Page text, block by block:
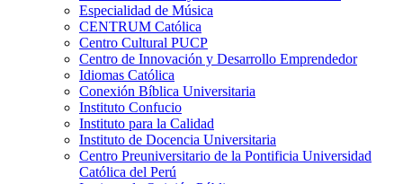
Especialidad de Música
CENTRUM Católica
Centro Cultural PUCP
Centro de Innovación y Desarrollo Emprendedor
Idiomas Católica
Conexión Bíblica Universitaria
Instituto Confucio
Instituto para la Calidad
Instituto de Docencia Universitaria
Centro Preuniversitario de la Pontificia Universidad
Católica del Perú